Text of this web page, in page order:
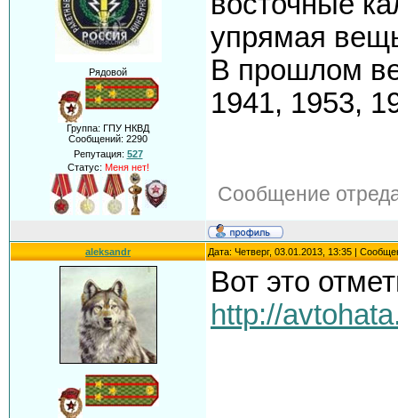
Рядовой
Группа: ГПУ НКВД
Сообщений: 2290
Репутация: 527
Статус: Меня нет!
упрямая
В прошлом
1941, 1953,
Сообщение
aleksandr Дата: Четверг, 03.01.2013, 13:35 |
Вот это
http://